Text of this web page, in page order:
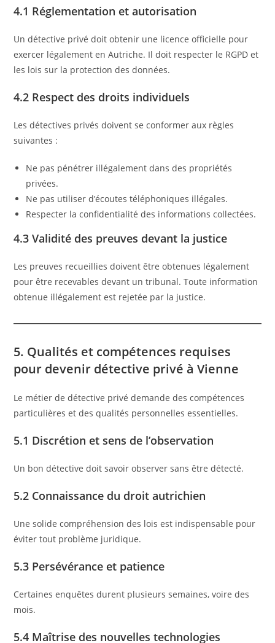
4.1 Réglementation et autorisation
Un détective privé doit obtenir une licence officielle pour
exercer légalement en Autriche. Il doit respecter le RGPD et
les lois sur la protection des données.
4.2 Respect des droits individuels
Les détectives privés doivent se conformer aux règles
suivantes :
Ne pas pénétrer illégalement dans des propriétés
privées.
Ne pas utiliser d’écoutes téléphoniques illégales.
Respecter la confidentialité des informations collectées.
4.3 Validité des preuves devant la justice
Les preuves recueillies doivent être obtenues légalement
pour être recevables devant un tribunal. Toute information
obtenue illégalement est rejetée par la justice.
5. Qualités et compétences requises
pour devenir détective privé à Vienne
Le métier de détective privé demande des compétences
particulières et des qualités personnelles essentielles.
5.1 Discrétion et sens de l’observation
Un bon détective doit savoir observer sans être détecté.
5.2 Connaissance du droit autrichien
Une solide compréhension des lois est indispensable pour
éviter tout problème juridique.
5.3 Persévérance et patience
Certaines enquêtes durent plusieurs semaines, voire des
mois.
5.4 Maîtrise des nouvelles technologies